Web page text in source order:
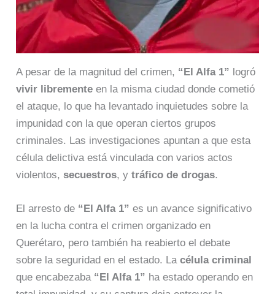
A pesar de la magnitud del crimen, “El Alfa 1” logró
vivir libremente en la misma ciudad donde cometió
el ataque, lo que ha levantado inquietudes sobre la
impunidad con la que operan ciertos grupos
criminales. Las investigaciones apuntan a que esta
célula delictiva está vinculada con varios actos
violentos,secuestros, ytráfico de drogas.
El arresto de “El Alfa 1” es un avance significativo
en la lucha contra el crimen organizado en
Querétaro, pero también ha reabierto el debate
sobre la seguridad en el estado. Lacélula criminal
que encabezaba “El Alfa 1” ha estado operando en